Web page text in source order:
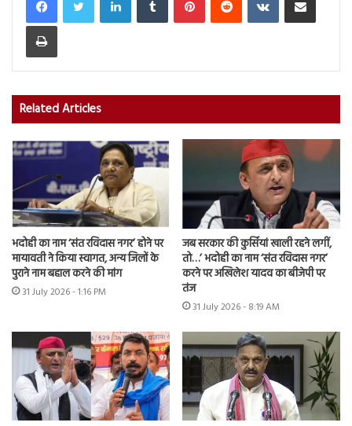
Print
Related Articles
भदोही का नाम ‘संत रविदास नगर’ होने पर
मायावती ने किया स्वागत, अन्य जिलों के
पुराने नाम बहाल करने की मांग
31 July 2026 - 1:16 PM
जब सरकार की कुर्सियां खाली रहने लगीं,
तो…’ भदोही का नाम ‘संत रविदास नगर’
करने पर अखिलेश यादव का बीजेपी पर
तंज
31 July 2026 - 8:19 AM